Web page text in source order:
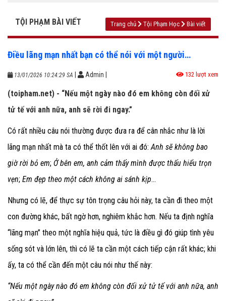
TỘI PHẠM BÀI VIẾT Trang chủ Tội Phạm Học Bài viết
Điều lãng mạn nhất bạn có thể nói với một người…
13/01/2026 10:24:29 SA Admin 132 lượt xem
(toipham.net) - “Nếu một ngày nào đó em không còn đối xử
tử tế với anh nữa, anh sẽ rời đi ngay.”
Có rất nhiều câu nói thường được đưa ra để cân nhắc như là lời
lãng mạn nhất mà ta có thể thốt lên với ai đó: Anh sẽ không bao
giờ rời bỏ em; Ở bên em, anh cảm thấy mình được thấu hiểu trọn
vẹn; Em đẹp theo một cách không ai sánh kịp…
Nhưng có lẽ, để thực sự tôn trọng câu hỏi này, ta cần đi theo một
con đường khác, bất ngờ hơn, nghiêm khắc hơn. Nếu ta định nghĩa
“lãng mạn” theo một nghĩa hiệu quả, tức là điều gì đó giúp tình yêu
sống sót và lớn lên, thì có lẽ ta cần một cách tiếp cận rất khác; khi
ấy, ta có thể cần đến một câu nói như thế này:
“Nếu một ngày nào đó em không còn đối xử tử tế với anh nữa, anh